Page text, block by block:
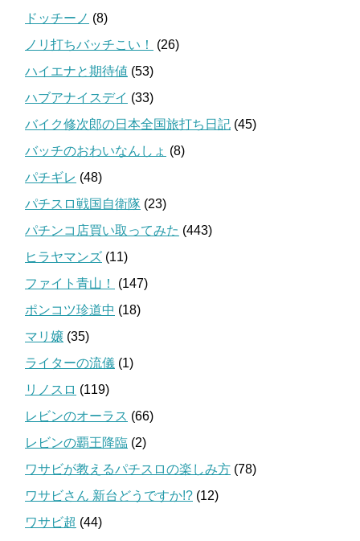
ドッチーノ (8)
ノリ打ちバッチこい！
(26)
ハイエナと期待値 (53)
ハブアナイスデイ (33)
バイク修次郎の日本全国旅打ち日記 (45)
バッチのおわいなんしょ (8)
パチギレ (48)
パチスロ戦国自衛隊 (23)
パチンコ店買い取ってみた (443)
ヒラヤマンズ (11)
ファイト青山！
(147)
ポンコツ珍道中 (18)
マリ嬢 (35)
ライターの流儀 (1)
リノスロ (119)
レビンのオーラス (66)
レビンの覇王降臨 (2)
ワサビが教えるパチスロの楽しみ方 (78)
ワサビさん 新台どうですか!? (12)
ワサビ超 (44)